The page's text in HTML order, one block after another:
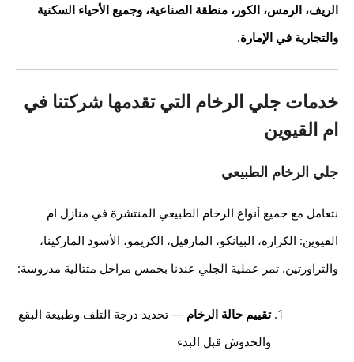
الريف، الرمس، الكور، منطقة الصناعية، وجميع الأحياء السكنية
والتجارية في الإمارة.
خدمات جلي الرخام التي تقدمها شركتنا في
ام القيوين
جلي الرخام الطبيعي
نتعامل مع جميع أنواع الرخام الطبيعي المنتشرة في منازل ام
القيوين: الكرارة، البيانكو، المارفيل، الكريمو، الأسود الماركينا،
والتراورتين. تمر عملية الجلي عندنا بخمس مراحل متتالية مدروسة:
تقييم حالة الرخام — تحديد درجة التلف وطبيعة البقع
والخدوش قبل البدء